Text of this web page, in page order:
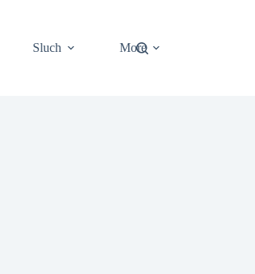
Sluch More